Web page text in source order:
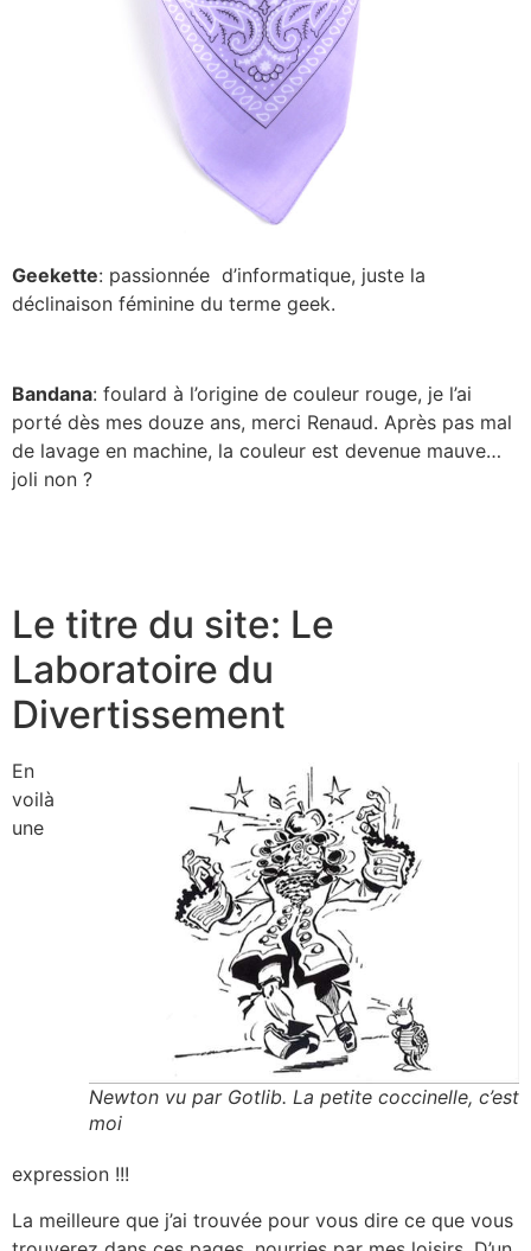
Geekette: passionnée d’informatique, juste la
déclinaison féminine du terme geek.
Bandana: foulard à l’origine de couleur rouge, je l’ai
porté dès mes douze ans, merci Renaud. Après pas mal
de lavage en machine, la couleur est devenue mauve…
joli non ?
Le titre du site: Le
Laboratoire du
Divertissement
Newton vu par Gotlib. La petite coccinelle, c’est
moi
En
voilà
une
expression !!!
La meilleure que j’ai trouvée pour vous dire ce que vous